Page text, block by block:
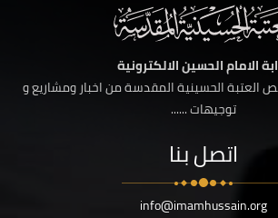
الامام الحسين الالكترونية
العتبة الحسينية المقدسة من اخبار ومشاريع و
توجيهات ......
اتصل بنا
info@imamhussain.org